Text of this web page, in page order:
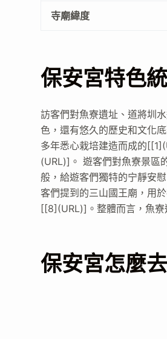
寺廟緯度
保安宮特色
訪客們對魚寮遺址、道將圳
色，還有悠久的歷史和文化
多年悉心栽培建造而成的
(URL)]。 遊客們對魚寮景區
般，給遊客們獨特的宁靜安
客們提到的三山國王廟，用
[[8](URL)]。整體而言，魚寮
保安宮怎麼